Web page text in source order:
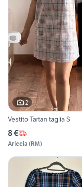
2
Vestito Tartan taglia S
8 €
Ariccia (RM)